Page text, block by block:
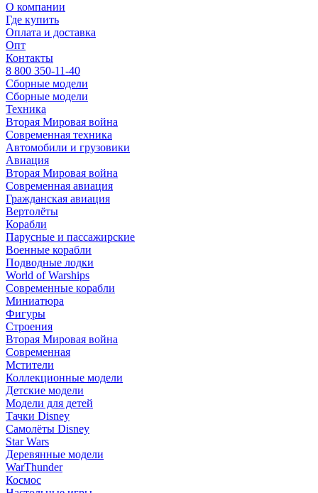
О компании
Где купить
Оплата и доставка
Опт
Контакты
8 800 350-11-40
Сборные модели
Сборные модели
Техника
Вторая Мировая война
Современная техника
Автомобили и грузовики
Авиация
Вторая Мировая война
Современная авиация
Гражданская авиация
Вертолёты
Корабли
Парусные и пассажирские
Военные корабли
Подводные лодки
World of Warships
Современные корабли
Миниатюра
Фигуры
Строения
Вторая Мировая война
Современная
Мстители
Коллекционные модели
Детские модели
Модели для детей
Тачки Disney
Самолёты Disney
Star Wars
Деревянные модели
WarThunder
Космос